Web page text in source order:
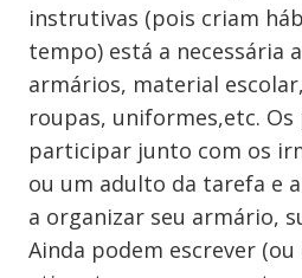
instrutivas (pois criam
tempo) está a necessária
armários, material
roupas, uniformes,etc.
participar junto com os
ou um adulto da tarefa e
a organizar seu armário,
Ainda podem escrever (ou